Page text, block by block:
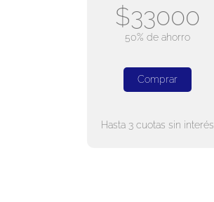
$33000
50% de ahorro
Comprar
Hasta 3 cuotas sin interés